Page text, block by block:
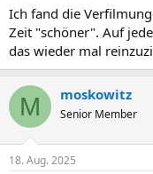
:
Ich fand die
Zeit "schöner". Auf
das wieder mal
M moskowitz
Senior Member
18. Aug. 2025